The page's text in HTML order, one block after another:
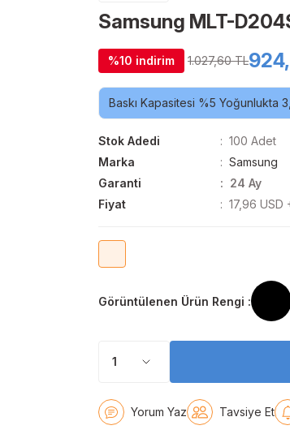
Samsung MLT-
%10 indirim 1.027,60 TL
Baskı Kapasitesi %5 Yoğunlukta
Stok Adedi
100 Adet
Marka
Samsung
Garanti
24 Ay
Fiyat
17,96 USD
Görüntülenen Ürün Rengi :
Yorum Yaz Tavsiye Et